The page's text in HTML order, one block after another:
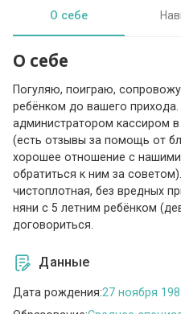
О себе
О себе
Погуляю, поиграю,
ребёнком до вашего
администратором кассиром в
(есть отзывы за помощь от
хорошее отношение с
обратиться к ним за
чистоплотная, без вредных
няни с 5 летним ребёнком
договориться.
Данные
Дата рождения:27 ноября